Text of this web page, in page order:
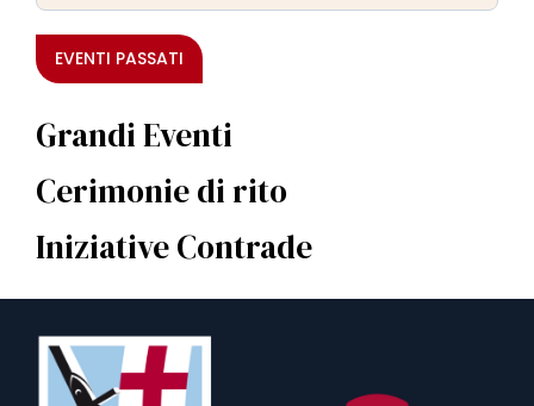
EVENTI PASSATI
Grandi Eventi
Cerimonie di rito
Iniziative Contrade